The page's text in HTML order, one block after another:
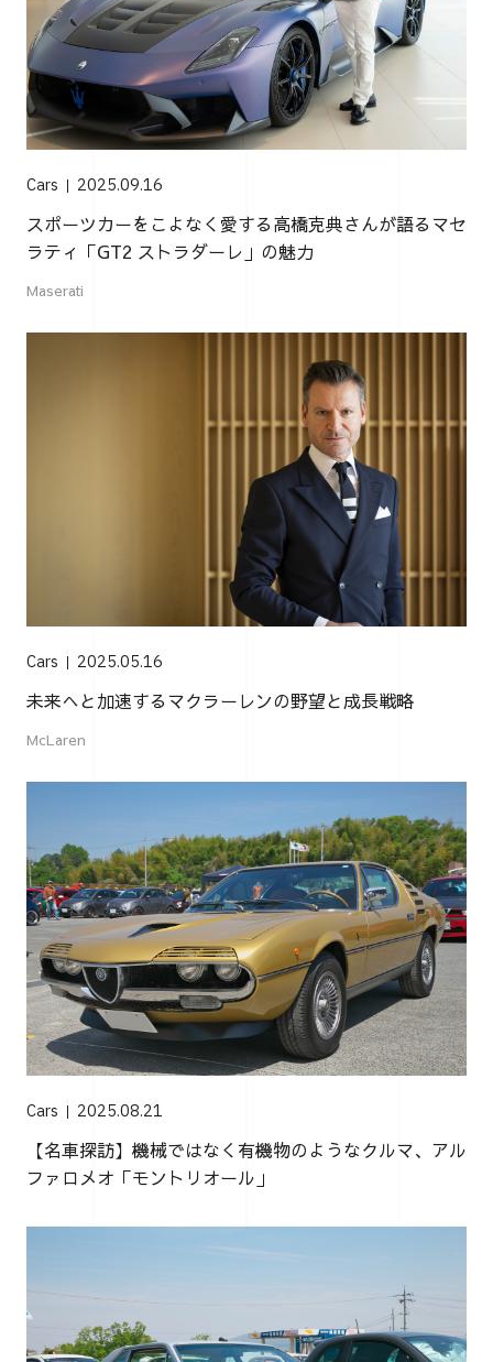
Cars 2025.09.16
スポーツカーをこよなく愛する高橋克典さんが語るマセ
ラティ「GT2 ストラダーレ」の魅力
Maserati
Cars 2025.05.16
未来へと加速するマクラーレンの野望と成長戦略
McLaren
Cars 2025.08.21
【名車探訪】機械ではなく有機物のようなクルマ、アル
ファロメオ「モントリオール」